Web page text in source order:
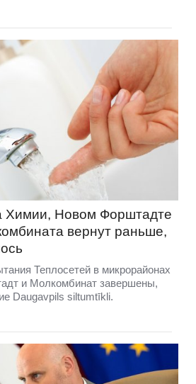
Химии, Новом Форштадте
вернут раньше,
Теплосетей в микрорайонах
и Молкомбинат завершены,
Daugavpils siltumtīkli.